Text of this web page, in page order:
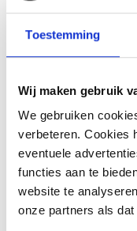
Toestemming
Wij maken gebruik
We gebruiken
verbeteren. Cookies
eventuele
functies aan te
website te
onze partners als
Draagbare én
zonder vlekken)
Schoenen en
Beddengoed en
tafellakens
Accessoires
katoenen tassen
Zachte knuffels
Wat mag